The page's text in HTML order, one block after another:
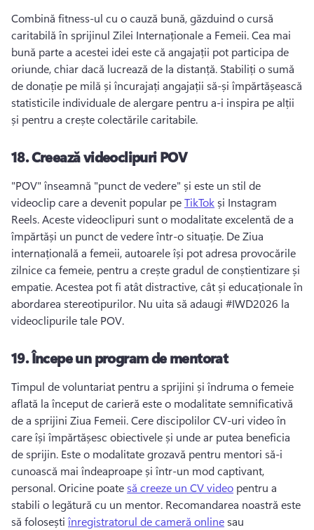
Combină fitness-ul cu o cauză bună, găzduind o cursă
caritabilă în sprijinul Zilei Internaționale a Femeii. Cea mai
bună parte a acestei idei este că angajații pot participa de
oriunde, chiar dacă lucrează de la distanță. Stabiliți o sumă
de donație pe milă și încurajați angajații să-și împărtășească
statisticile individuale de alergare pentru a-i inspira pe alții
și pentru a crește colectările caritabile.
18.Creează videoclipuri POV
"POV" înseamnă "punct de vedere" și este un stil de
videoclip care a devenit popular pe TikTok și Instagram
Reels. Aceste videoclipuri sunt o modalitate excelentă de a
împărtăși un punct de vedere într-o situație. De Ziua
internațională a femeii, autoarele își pot adresa provocările
zilnice ca femeie, pentru a crește gradul de conștientizare și
empatie. Acestea pot fi atât distractive, cât și educaționale în
abordarea stereotipurilor. Nu uita să adaugi #IWD2026 la
videoclipurile tale POV.
19.Începe un program de mentorat
Timpul de voluntariat pentru a sprijini și îndruma o femeie
aflată la început de carieră este o modalitate semnificativă
de a sprijini Ziua Femeii. Cere discipolilor CV-uri video în
care își împărtășesc obiectivele și unde ar putea beneficia
de sprijin. Este o modalitate grozavă pentru mentori să-i
cunoască mai îndeaproape și într-un mod captivant,
personal. Oricine poate să creeze un CV video pentru a
stabili o legătură cu un mentor. Recomandarea noastră este
să folosești înregistratorul de cameră online sau